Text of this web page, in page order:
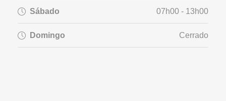
Sábado 07h00 - 13h00
Domingo Cerrado